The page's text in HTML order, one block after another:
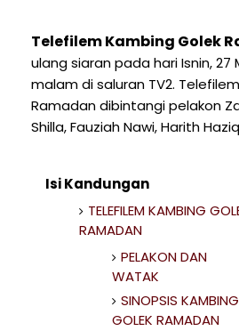
Telefilem Kambing Golek
ulang siaran pada hari Isnin, 27
malam di saluran TV2.
Ramadan dibintangi pelakon
Shilla, Fauziah Nawi, Harith
Isi Kandungan
TELEFILEM KAMBING
RAMADAN
PELAKON DAN
WATAK
SINOPSIS KAMBING
GOLEK RAMADAN